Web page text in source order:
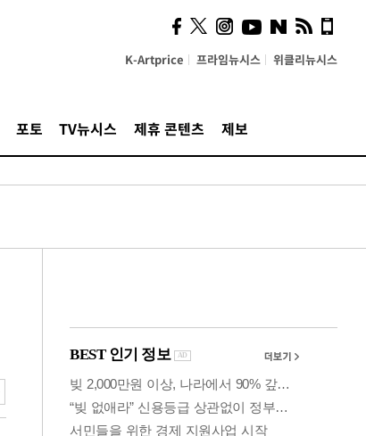
K-Artprice 프라임뉴시스 위클리뉴시스
포토 TV뉴시스 제휴 콘텐츠 제보
의견, 국토부·LH에 충실히
전달할 것"